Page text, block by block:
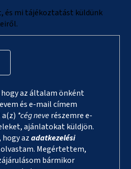
és mi tájékoztatást küldünk
az általam önként
és e-mail címem
*cég neverészemre e-
ajánlatokat küldjön.
azadatkezelési
Megértettem,
bármikor